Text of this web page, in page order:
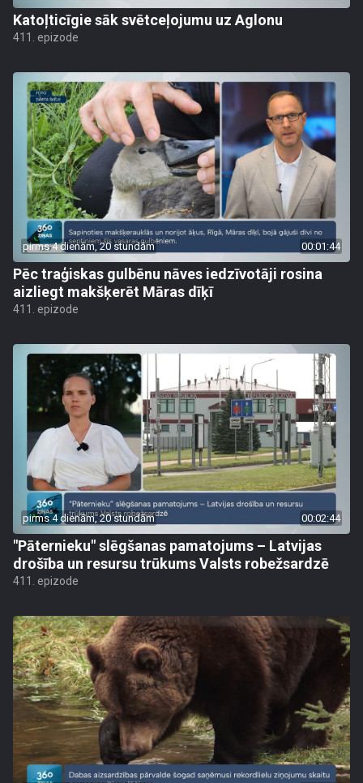
Katoļticīgie sāk svētceļojumu uz Aglonu
411. epizode
pirms 4 dienām, 20 stundām 00:01:44
Pēc traģiskas gulbēnu nāves iedzīvotāji rosina
aizliegt makšķerēt Māras dīķī
411. epizode
pirms 4 dienām, 20 stundām 00:02:44
"Pāternieku" slēgšanas pamatojums – Latvijas
drošība un resursu trūkums Valsts robežsardzē
411. epizode